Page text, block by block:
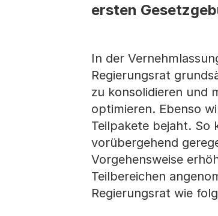
ersten
In der
Regierungsrat
zu konsolidieren und
optimieren. Ebenso
Teilpakete bejaht. So
vorübergehend
Vorgehensweise
Teilbereichen
Regierungsrat wie